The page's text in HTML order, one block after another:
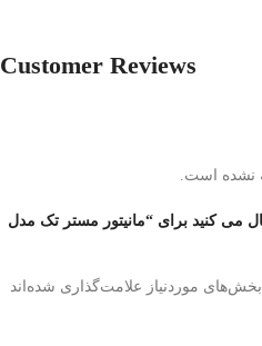
Customer Reviews
نشده است.
می کنید برای “مانیتور مستر تک مدل
بخش‌های موردنیاز علامت‌گذاری شده‌اند